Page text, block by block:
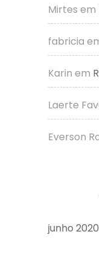
Mirtes em
fabricia
Karin em
Laerte
Everson
junho 2020